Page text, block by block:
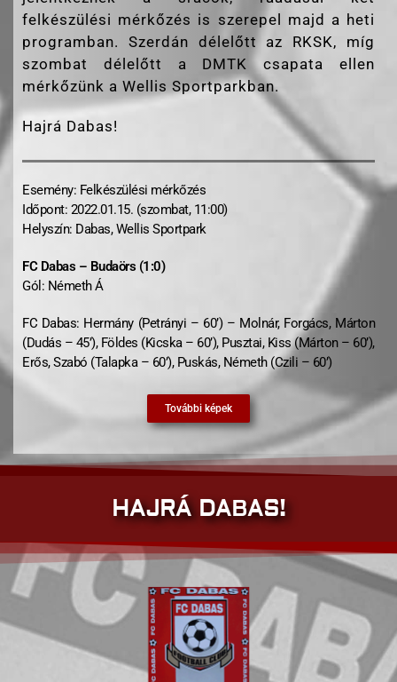
felkészülési mérkőzés is szerepel majd a heti
programban. Szerdán délelőtt az RKSK, míg
szombat délelőtt a DMTK csapata ellen
mérkőzünk a Wellis Sportparkban.
Hajrá Dabas!
Esemény: Felkészülési mérkőzés
Időpont: 2022.01.15. (szombat, 11:00)
Helyszín: Dabas, Wellis Sportpark
FC Dabas – Budaörs (1:0)
Gól: Németh Á
FC Dabas: Hermány (Petrányi – 60’) – Molnár, Forgács, Márton
(Dudás – 45’), Földes (Kicska – 60’), Pusztai, Kiss (Márton – 60’),
Erős, Szabó (Talapka – 60’), Puskás, Németh (Czili – 60’)
További képek
HAJRÁ DABAS!